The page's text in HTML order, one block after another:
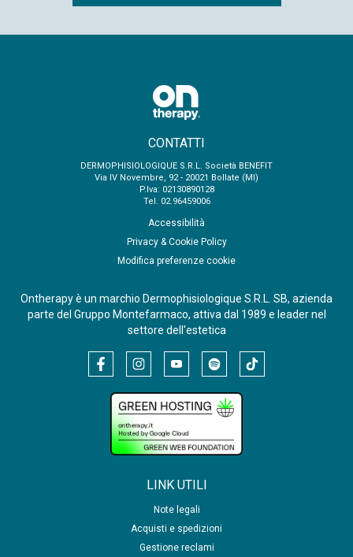
CONTATTI
DERMOPHISIOLOGIQUE S.R.L. Società BENEFIT
Via IV Novembre, 92 - 20021 Bollate (MI)
P.Iva: 02130890128
Tel. 02.96459006
Accessibilità
Privacy & Cookie Policy
Modifica preferenze cookie
Ontherapy è un marchio Dermophisiologique S.R.L. SB, azienda
parte del Gruppo Montefarmaco, attiva dal 1989 e leader nel
settore dell'estetica
LINK UTILI
Note legali
Acquisti e spedizioni
Gestione reclami